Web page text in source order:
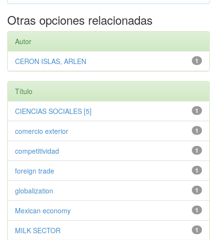
Otras opciones relacionadas
Autor
1
CERON ISLAS, ARLEN
Título
1
CIENCIAS SOCIALES [5]
1
comercio exterior
1
competitividad
1
foreign trade
1
globalization
1
Mexican economy
1
MILK SECTOR